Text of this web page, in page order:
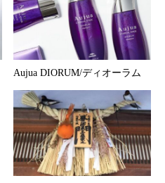
Aujua DIORUM/ディオーラム